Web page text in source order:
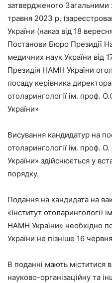
затвердженого
травня 2023 р.
України (наказ від 18
Постанови Бюро Президії
медичних наук України від
Президія НАМН України
посаду керівника
отоларингології ім. проф.
України»
Висування кандидатур на
отоларингології ім. проф.
України» здійснюється у
порядку.
Подання на кандидата на
«Інститут
НАМН України» необхідно
України не пізніше 16
В поданні мають міститися
науково-організаційну та